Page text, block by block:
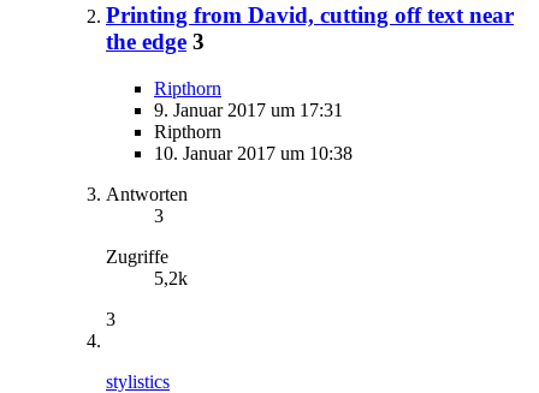
Printing from David, cutting off text near
the edge 3
Ripthorn
9. Januar 2017 um 17:31
Ripthorn
10. Januar 2017 um 10:38
Antworten
3
Zugriffe
5,2k
3
stylistics